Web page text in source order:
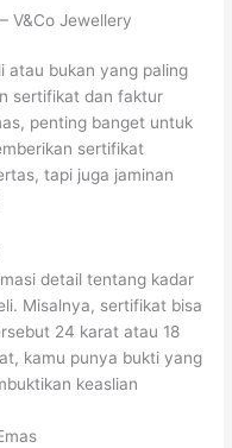
V&Co Jewellery
atau bukan yang paling
sertifikat dan faktur
penting banget untuk
sertifikat
tapi juga jaminan
detail tentang kadar
Misalnya, sertifikat bisa
24 karat atau 18
kamu punya bukti yang
keaslian